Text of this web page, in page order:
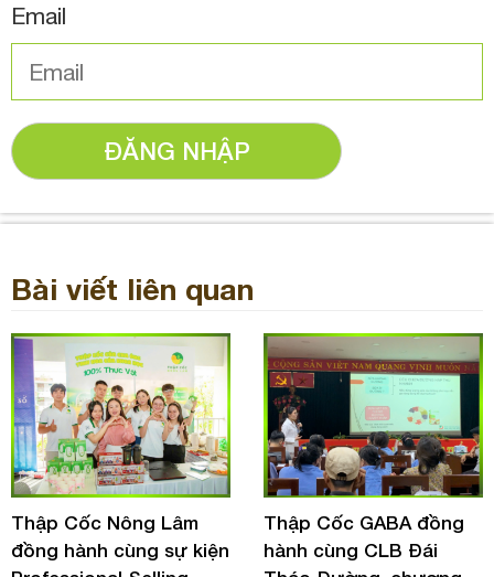
Email
ĐĂNG NHẬP
Bài viết liên quan
Thập Cốc Nông Lâm
đồng hành cùng sự kiện
Thập Cốc GABA đồng
hành cùng CLB Đái